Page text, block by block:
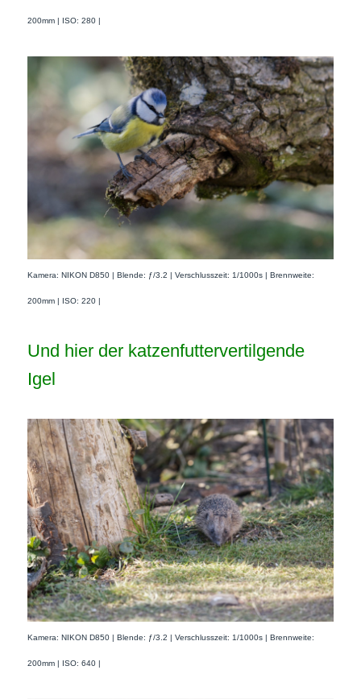
200mm | ISO: 280 |
Kamera: NIKON D850 | Blende: ƒ/3.2 | Verschlusszeit: 1/1000s | Brennweite:
200mm | ISO: 220 |
Und hier der katzenfuttervertilgende
Igel
Kamera: NIKON D850 | Blende: ƒ/3.2 | Verschlusszeit: 1/1000s | Brennweite:
200mm | ISO: 640 |